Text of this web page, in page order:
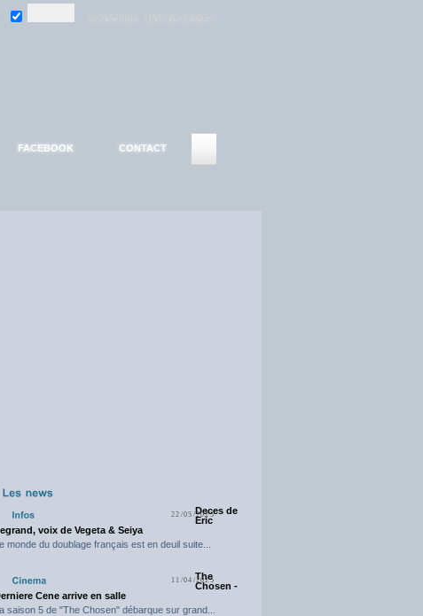
FACEBOOK CONTACT
22/05/2025Deces de
Eric
voix de Vegeta & Seiya
monde du doublage français est en deuil suite...
11/04/2025
The
Chosen -
Cene arrive en salle
saison 5 de "The Chosen" débarque sur grand...